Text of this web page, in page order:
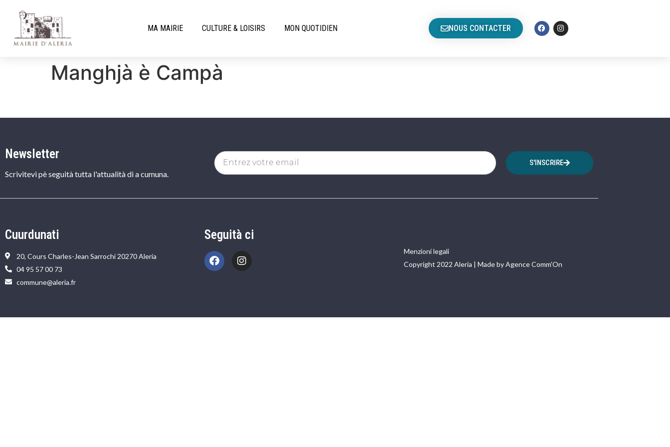
MA MAIRIE CULTURE & LOISIRS MON QUOTIDIEN NOUS CONTACTER
Manghjà è Campà
Newsletter
Scrivitevi pè seguità tutta l'attualità di a cumuna.
S'INSCRIRE
Cuurdunati
20, Cours Charles-Jean Sarrochi 20270 Aleria
04 95 57 00 73
commune@aleria.fr
Seguità ci
Menzioni legali
Copyright 2022 Aleria | Made by Agence Comm'On